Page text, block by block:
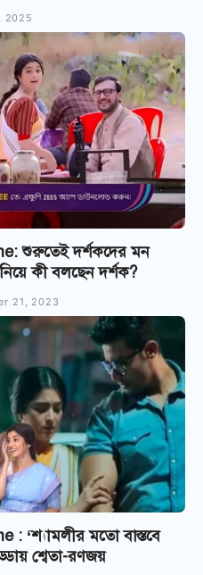
2025
শুরুতেই দর্শকদের মন
কী বলছেন দর্শক?
21, 2023
‘শ্যামলীর মতো বাস্তবে
শ্বেতা-রণজয়